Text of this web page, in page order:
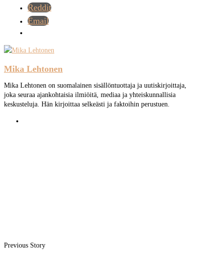
Reddit
Email
Mika Lehtonen
Mika Lehtonen on suomalainen sisällöntuottaja ja uutiskirjoittaja,
joka seuraa ajankohtaisia ilmiöitä, mediaa ja yhteiskunnallisia
keskusteluja. Hän kirjoittaa selkeästi ja faktoihin perustuen.
Previous Story